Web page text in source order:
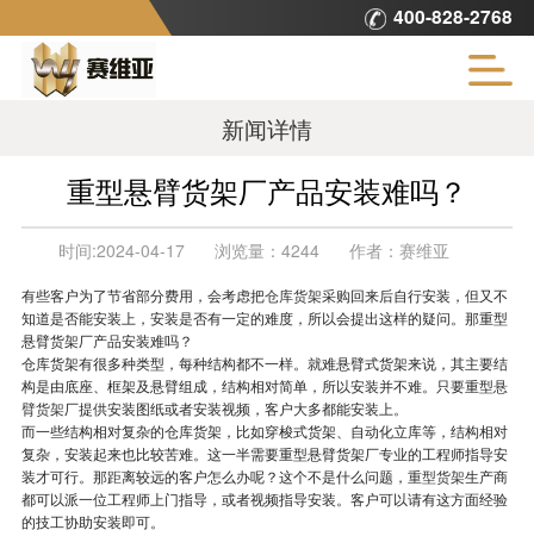
400-828-2768
新闻详情
重型悬臂货架厂产品安装难吗？
时间:2024-04-17 浏览量： 4244 作者： 赛维亚
有些客户为了节省部分费用，会考虑把仓库货架采购回来后自行安装，但又不
知道是否能安装上，安装是否有一定的难度，所以会提出这样的疑问。那重型
悬臂货架厂产品安装难吗？
仓库货架有很多种类型，每种结构都不一样。就难悬臂式货架来说，其主要结
构是由底座、框架及悬臂组成，结构相对简单，所以安装并不难。只要重型悬
臂货架厂提供安装图纸或者安装视频，客户大多都能安装上。
而一些结构相对复杂的仓库货架，比如穿梭式货架、自动化立库等，结构相对
复杂，安装起来也比较苦难。这一半需要重型悬臂货架厂专业的工程师指导安
装才可行。那距离较远的客户怎么办呢？这个不是什么问题， 重型货架生产商
都可以派一位工程师上门指导，或者视频指导安装。客户可以请有这方面经验
的技工协助安装即可。